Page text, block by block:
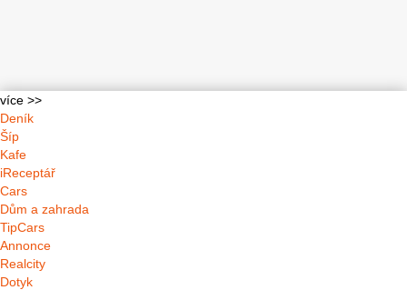
více >>
Deník
Šíp
Kafe
iReceptář
Cars
Dům a zahrada
TipCars
Annonce
Realcity
Dotyk